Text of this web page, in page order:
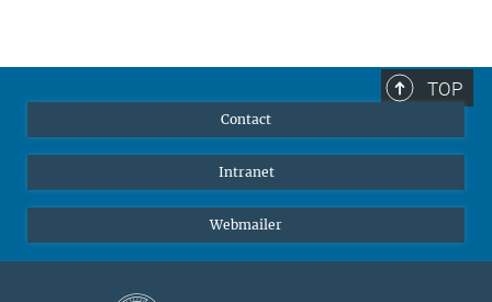
TOP
Contact
Intranet
Webmailer